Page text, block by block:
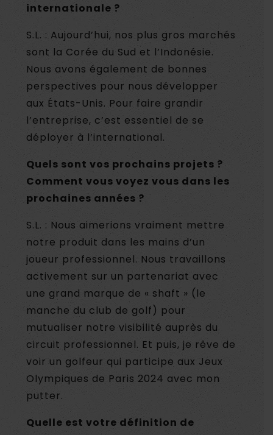
internationale ?
S.L. : Aujourd’hui, nos plus gros marchés
sont la Corée du Sud et l’Indonésie.
Nous avons également de bonnes
perspectives pour nous développer
aux États-Unis. Pour faire grandir
l’entreprise, c’est essentiel de se
déployer à l’international.
Quels sont vos prochains projets ?
Comment vous voyez vous dans les
prochaines années ?
S.L. : Nous aimerions vraiment mettre
notre produit dans les mains d’un
joueur professionnel. Nous travaillons
activement sur un partenariat avec
une grand marque de « shaft » (le
manche du club de golf) pour
mutualiser notre visibilité auprès du
circuit professionnel. Et puis, je rêve de
voir un golfeur qui participe aux Jeux
Olympiques de Paris 2024 avec mon
putter.
Quelle est votre définition de